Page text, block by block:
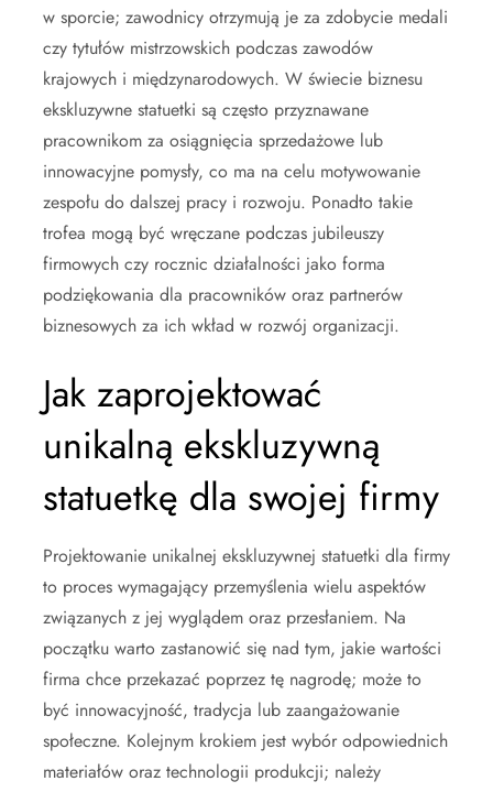
w sporcie; zawodnicy otrzymują je za zdobycie medali
czy tytułów mistrzowskich podczas zawodów
krajowych i międzynarodowych. W świecie biznesu
ekskluzywne statuetki są często przyznawane
pracownikom za osiągnięcia sprzedażowe lub
innowacyjne pomysły, co ma na celu motywowanie
zespołu do dalszej pracy i rozwoju. Ponadto takie
trofea mogą być wręczane podczas jubileuszy
firmowych czy rocznic działalności jako forma
podziękowania dla pracowników oraz partnerów
biznesowych za ich wkład w rozwój organizacji.
Jak zaprojektować
unikalną ekskluzywną
statuetkę dla swojej firmy
Projektowanie unikalnej ekskluzywnej statuetki dla firmy
to proces wymagający przemyślenia wielu aspektów
związanych z jej wyglądem oraz przesłaniem. Na
początku warto zastanowić się nad tym, jakie wartości
firma chce przekazać poprzez tę nagrodę; może to
być innowacyjność, tradycja lub zaangażowanie
społeczne. Kolejnym krokiem jest wybór odpowiednich
materiałów oraz technologii produkcji; należy